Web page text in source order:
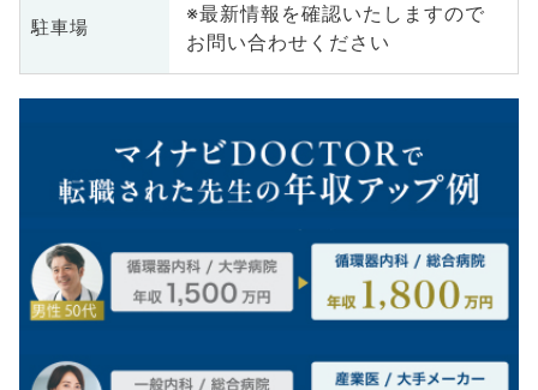
駐車場
※最新情報を確認いたしますので
お問い合わせください